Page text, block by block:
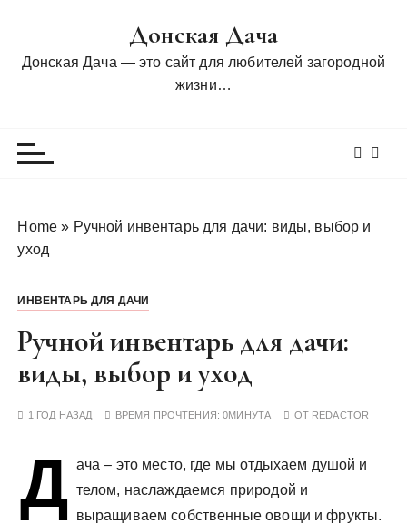
Донская Дача
Донская Дача — это сайт для любителей загородной
жизни…
Home » Ручной инвентарь для дачи: виды, выбор и
уход
ИНВЕНТАРЬ ДЛЯ ДАЧИ
Ручной инвентарь для дачи:
виды, выбор и уход
1 ГОД НАЗАД ВРЕМЯ ПРОЧТЕНИЯ:0МИНУТА ОТ REDACTOR
Д ача – это место, где мы отдыхаем душой и
телом, наслаждаемся природой и
выращиваем собственные овощи и фрукты.